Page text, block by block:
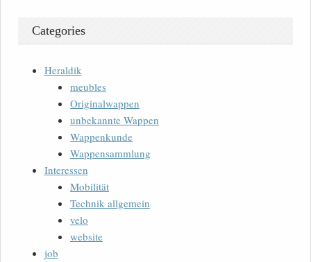
Categories
Heraldik
meubles
Originalwappen
unbekannte Wappen
Wappenkunde
Wappensammlung
Interessen
Mobilität
Technik allgemein
velo
website
job